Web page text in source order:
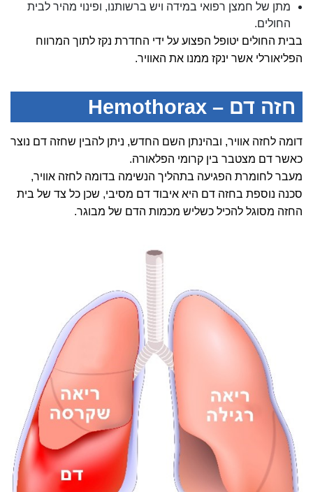
מתן של חמצן רפואי במידה ויש ברשותנו, ופינוי מהיר לבית
החולים.
בבית החולים יטופל הפצוע על ידי החדרת נקז לתוך המרווח
הפליאורלי אשר ינקז ממנו את האוויר.
חזה דם – Hemothorax
דומה לחזה אוויר, ובהינתן השם החדש, ניתן להבין שחזה דם נוצר
כאשר דם מצטבר בין קרומי הפלאורה.
מעבר לחומרת הפגיעה בתהליך הנשימה בדומה לחזה אוויר,
סכנה נוספת בחזה דם היא איבוד דם מסיבי, שכן כל צד של בית
החזה מסוגל להכיל כשליש מכמות הדם של מבוגר.